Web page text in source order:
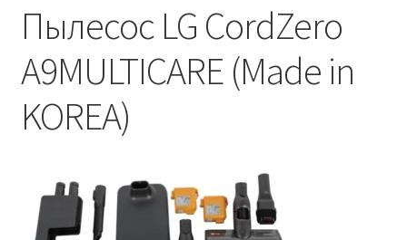
Пылесос LG CordZero
A9MULTICARE (Made in
KOREA)